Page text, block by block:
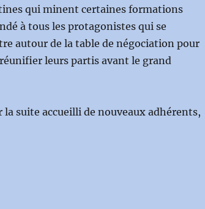
qui minent certaines formations
à tous les protagonistes qui se
autour de la table de négociation pour
leurs partis avant le grand
la suite accueilli de nouveaux adhérents,